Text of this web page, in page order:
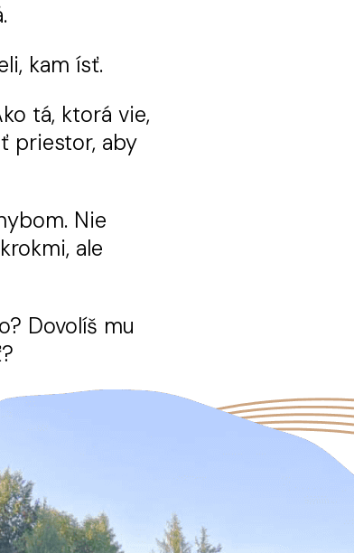
kam ísť.
tá, ktorá vie,
priestor, aby
Nie
ale
Dovolíš mu